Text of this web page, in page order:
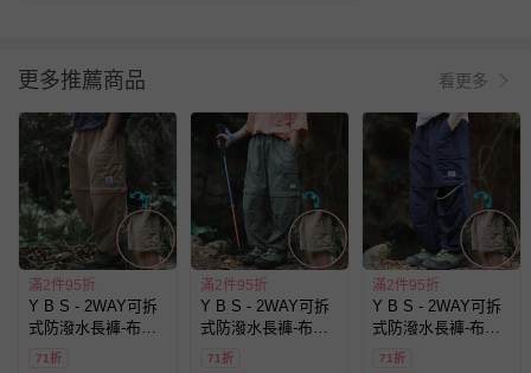
更多推薦商品 看更多
滿2件95折
Y B S - 2WAY可拆
式防潑水長褲-布標-
卡其色
71折
滿2件95折
Y B S - 2WAY可拆
式防潑水長褲-布標-
綠色
71折
滿2件95折
Y B S - 2WAY可拆
式防潑水長褲-布標-
藏青
71折